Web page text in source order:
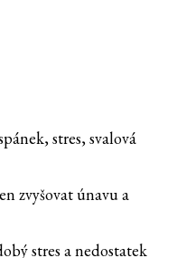
stres, svalová
zvyšovat únavu a
stres a nedostatek